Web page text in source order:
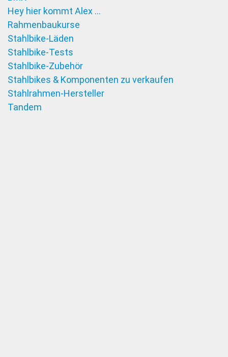
Hey hier kommt Alex …
Rahmenbaukurse
Stahlbike-Läden
Stahlbike-Tests
Stahlbike-Zubehör
Stahlbikes & Komponenten zu verkaufen
Stahlrahmen-Hersteller
Tandem